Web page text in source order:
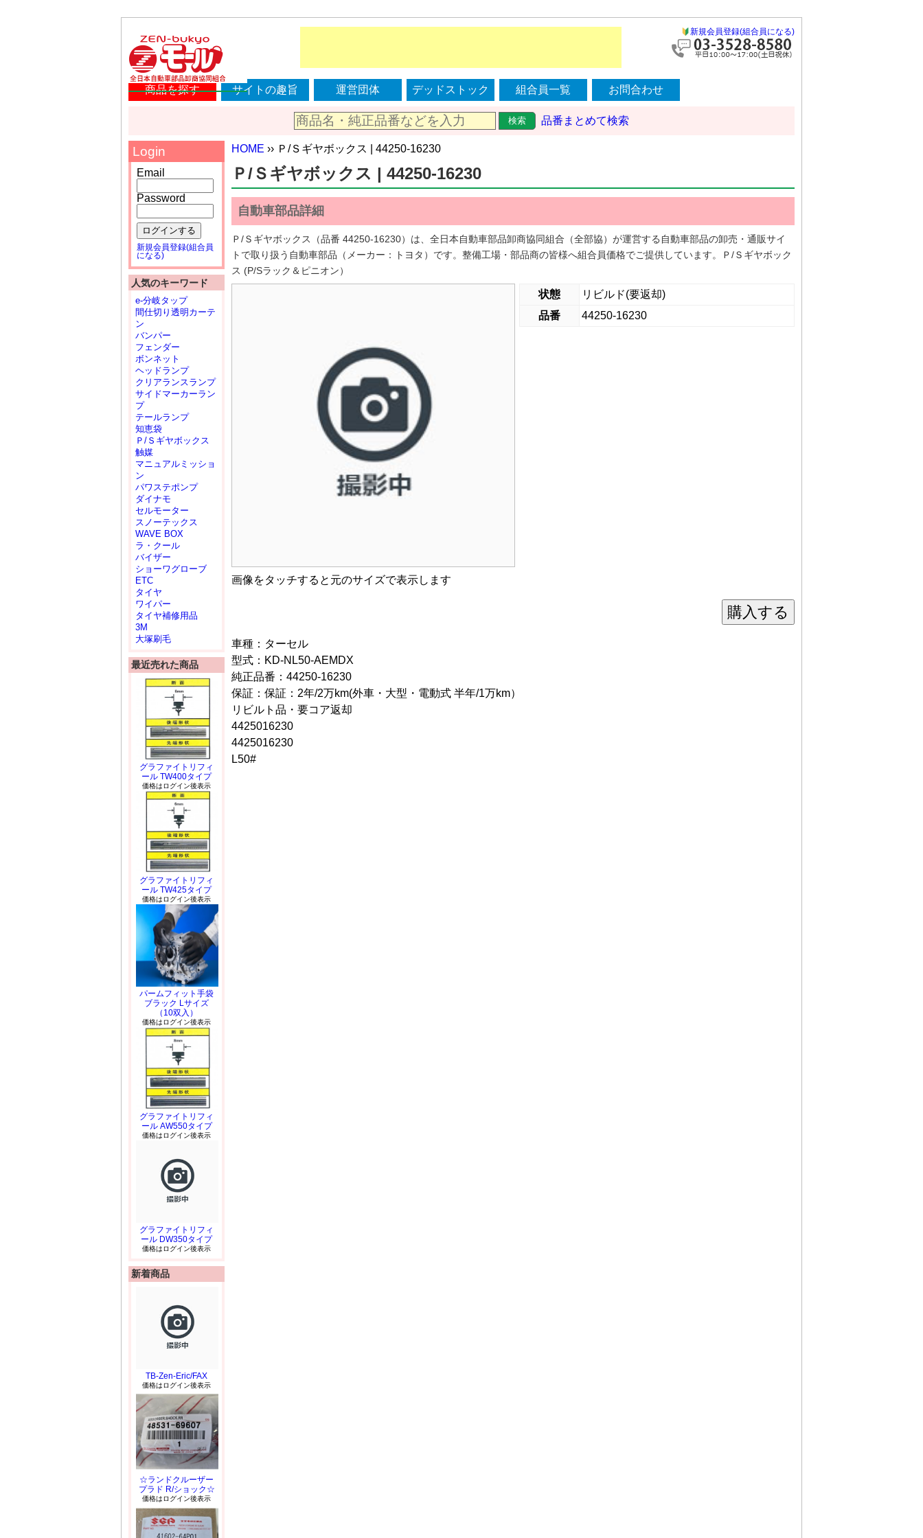
新規会員登録(組合員になる)
商品を探す サイトの趣旨 運営団体 デッドストック 組合員一覧 お問合わせ
検索 品番まとめて検索
HOME ›› Ｐ/Ｓギヤボックス | 44250-16230
Ｐ/Ｓギヤボックス | 44250-16230
自動車部品詳細
Ｐ/Ｓギヤボックス（品番 44250-16230）は、全日本自動車部品卸商協同組合（全部協）が運営する自動車部品の卸売・通販サイ
トで取り扱う自動車部品（メーカー：トヨタ）です。整備工場・部品商の皆様へ組合員価格でご提供しています。Ｐ/Ｓギヤボック
ス (P/Sラック＆ピニオン）
画像をタッチすると元のサイズで表示します
状態
リビルド(要返却)
品番
44250-16230
購入する
車種：ターセル
型式：KD-NL50-AEMDX
純正品番：44250-16230
保証：保証：2年/2万km(外車・大型・電動式 半年/1万km）
リビルト品・要コア返却
4425016230
4425016230
L50#
Login
Email
Password
ログインする
新規会員登録(組合員
になる)
人気のキーワード
e-分岐タップ
間仕切り透明カーテ
ン
バンパー
フェンダー
ボンネット
ヘッドランプ
クリアランスランプ
サイドマーカーラン
プ
テールランプ
知恵袋
Ｐ/Ｓギヤボックス
触媒
マニュアルミッショ
ン
パワステポンプ
ダイナモ
セルモーター
スノーテックス
WAVE BOX
ラ・クール
バイザー
ショーワグローブ
ETC
タイヤ
ワイパー
タイヤ補修用品
3M
大塚刷毛
最近売れた商品
グラファイトリフィ
ール TW400タイプ
価格はログイン後表示
グラファイトリフィ
ール TW425タイプ
価格はログイン後表示
パームフィット手袋
ブラック Lサイズ
（10双入）
価格はログイン後表示
グラファイトリフィ
ール AW550タイプ
価格はログイン後表示
グラファイトリフィ
ール DW350タイプ
価格はログイン後表示
新着商品
TB-Zen-Eric/FAX
価格はログイン後表示
☆ランドクルーザー
プラド R/ショック☆
価格はログイン後表示